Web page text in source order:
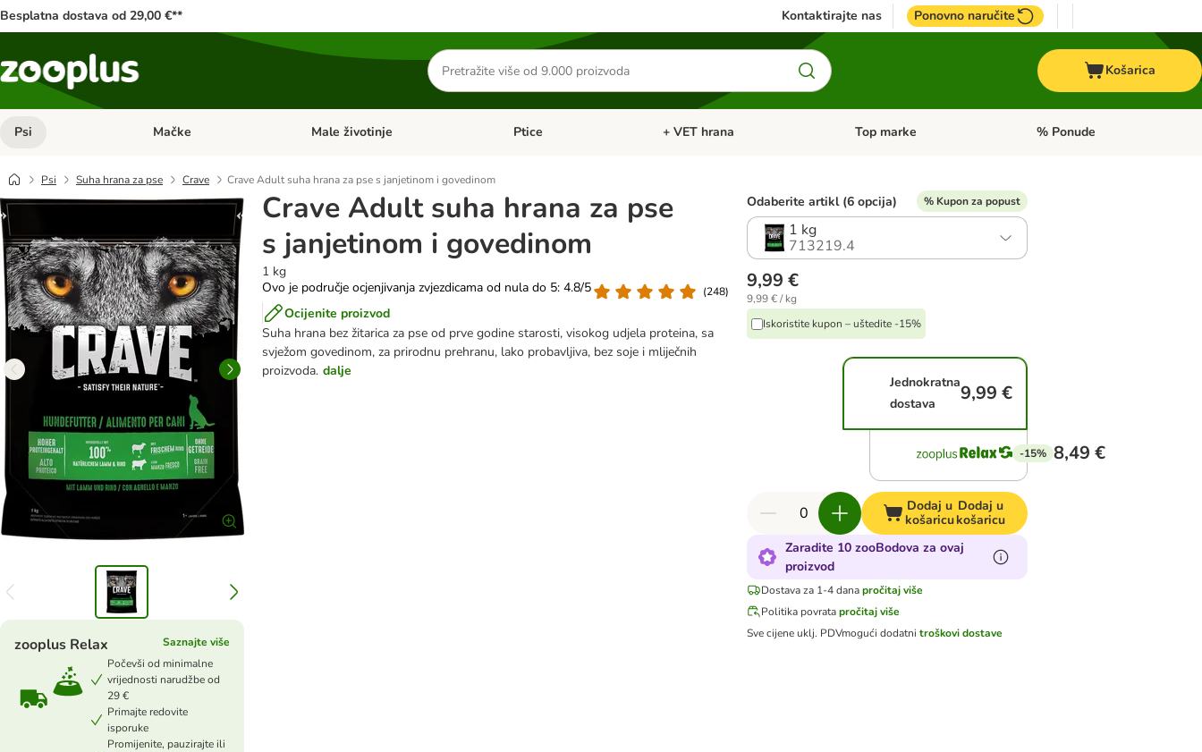
Besplatna dostava od 29,00 €** Kontaktirajte nas Ponovno naručite
Traži
proizvode
Košarica
Psi Pregled kategorija: Psi
Mačke Pregled kategorija: Mačke
Male životinje Pregled kategorija: Male životinje
Ptice Pregled kategorija: Ptice
+ VET hrana Pregled kategorija: + VET hrana
Top marke Pregled kategorija: Top marke
% Ponude
Psi Suha hrana za pse Crave Crave Adult suha hrana za pse s janjetinom i govedinom
Crave Adult suha hrana za pse
s janjetinom i govedinom
1 kg
Ovo je područje ocjenjivanja zvjezdicama od nula do 5: 4.8/5
(248)
Ocijenite proizvod
Suha hrana bez žitarica za pse od prve godine starosti, visokog udjela proteina, sa
svježom govedinom, za prirodnu prehranu, lako probavljiva, bez soje i mliječnih
proizvoda. dalje
zooplus Relax
Saznajte više
Počevši od minimalne
vrijednosti narudžbe od
29 €
Primajte redovite
isporuke
Promijenite, pauzirajte ili
Odaberite artikl (6 opcija) % Kupon za popust
1 kg
713219.4
9,99 €
9,99 € / kg
Iskoristite kupon – uštedite -15%
Jednokratna
dostava
9,99 €
-15% 8,49 €
Dodaj u
košaricu
Dodaj u
košaricu
Zaradite 10 zooBodova za ovaj
proizvod
Dostava za 1-4 dana pročitaj više
Politika povrata pročitaj više
Sve cijene uklj. PDVmogući dodatni troškovi dostave